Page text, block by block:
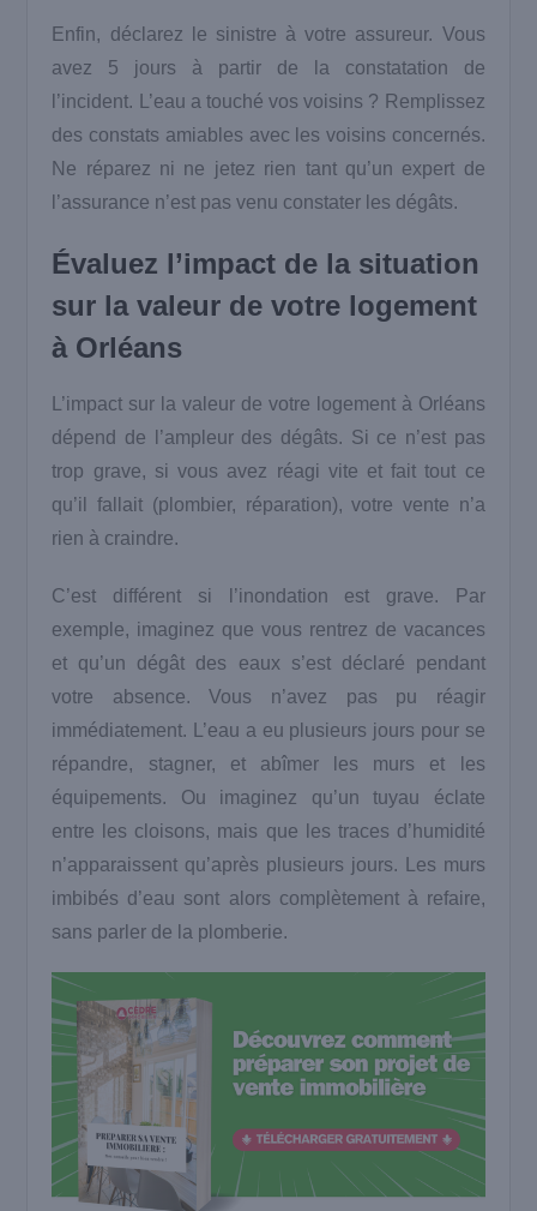
Enfin, déclarez le sinistre à votre assureur. Vous
avez 5 jours à partir de la constatation de
l’incident. L’eau a touché vos voisins ? Remplissez
des constats amiables avec les voisins concernés.
Ne réparez ni ne jetez rien tant qu’un expert de
l’assurance n’est pas venu constater les dégâts.
Évaluez l’impact de la situation
sur la valeur de votre logement
à Orléans
L’impact sur la valeur de votre logement à Orléans
dépend de l’ampleur des dégâts. Si ce n’est pas
trop grave, si vous avez réagi vite et fait tout ce
qu’il fallait (plombier, réparation), votre vente n’a
rien à craindre.
C’est différent si l’inondation est grave. Par
exemple, imaginez que vous rentrez de vacances
et qu’un dégât des eaux s’est déclaré pendant
votre absence. Vous n’avez pas pu réagir
immédiatement. L’eau a eu plusieurs jours pour se
répandre, stagner, et abîmer les murs et les
équipements. Ou imaginez qu’un tuyau éclate
entre les cloisons, mais que les traces d’humidité
n’apparaissent qu’après plusieurs jours. Les murs
imbibés d’eau sont alors complètement à refaire,
sans parler de la plomberie.